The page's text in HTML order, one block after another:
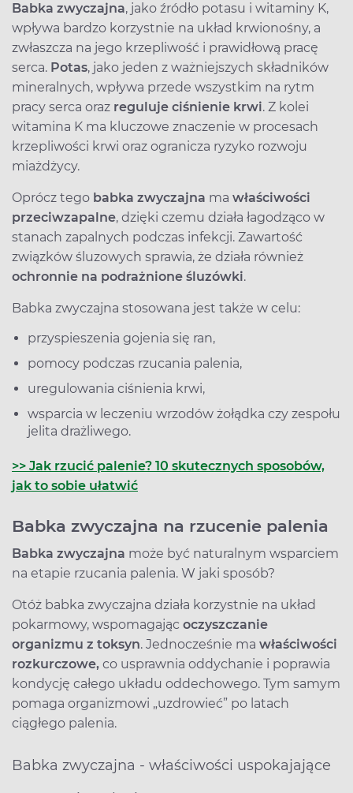
Babka zwyczajna, jako źródło potasu i witaminy K,
wpływa bardzo korzystnie na układ krwionośny, a
zwłaszcza na jego krzepliwość i prawidłową pracę
serca. Potas, jako jeden z ważniejszych składników
mineralnych, wpływa przede wszystkim na rytm
pracy serca oraz reguluje ciśnienie krwi. Z kolei
witamina K ma kluczowe znaczenie w procesach
krzepliwości krwi oraz ogranicza ryzyko rozwoju
miażdżycy.
Oprócz tego babka zwyczajna ma właściwości
przeciwzapalne, dzięki czemu działa łagodząco w
stanach zapalnych podczas infekcji. Zawartość
związków śluzowych sprawia, że działa również
ochronnie na podrażnione śluzówki.
Babka zwyczajna stosowana jest także w celu:
przyspieszenia gojenia się ran,
pomocy podczas rzucania palenia,
uregulowania ciśnienia krwi,
wsparcia w leczeniu wrzodów żołądka czy zespołu
jelita drażliwego.
>> Jak rzucić palenie? 10 skutecznych sposobów,
jak to sobie ułatwić
Babka zwyczajna na rzucenie palenia
Babka zwyczajna może być naturalnym wsparciem
na etapie rzucania palenia. W jaki sposób?
Otóż babka zwyczajna działa korzystnie na układ
pokarmowy, wspomagając oczyszczanie
organizmu z toksyn. Jednocześnie ma właściwości
rozkurczowe, co usprawnia oddychanie i poprawia
kondycję całego układu oddechowego. Tym samym
pomaga organizmowi „uzdrowieć” po latach
ciągłego palenia.
Babka zwyczajna - właściwości uspokajające